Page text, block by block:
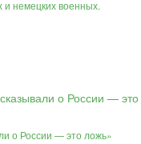
и немецких военных.
о России — это ложь»